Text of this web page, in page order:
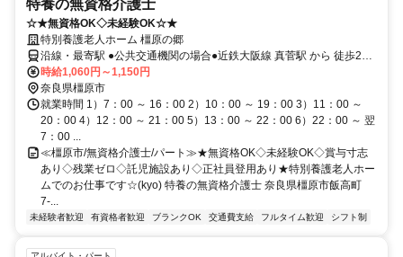
特養の無資格介護士
☆★無資格OK◇未経験OK☆★
特別養護老人ホーム 橿原の郷
沿線・最寄駅 ●公共交通機関の場合●近鉄大阪線 真菅駅 から 徒歩20
分
時給1,060円～1,150円
奈良県橿原市
就業時間 1）7：00 ～ 16：00 2）10：00 ～ 19：00 3）11：00 ～
20：00 4）12：00 ～ 21：00 5）13：00 ～ 22：00 6）22：00 ～ 翌
7：00 ...
≪橿原市/無資格介護士/パート≫★無資格OK◇未経験OK◇賞与寸志
あり◇残業ゼロ◇託児施設あり◇正社員登用あり★特別養護老人ホー
ムでのお仕事です☆(kyo) 特養の無資格介護士 奈良県橿原市飯高町
7-...
未経験者歓迎 有資格者歓迎 ブランクOK 交通費支給 フルタイム歓迎 シフト制